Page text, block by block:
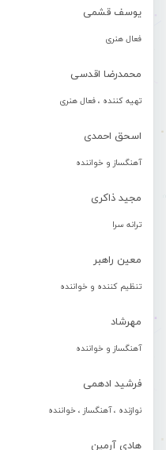
یوسف قشمی
فعال هنری
محمدرضا اقدسی
تهیه کننده ، فعال هنری
اسحق احمدی
آهنگساز و خواننده
مجید ذاکری
ترانه سرا
معین راهبر
تنظیم کننده و خواننده
مهرشاد
آهنگساز و خواننده
فرشید ادهمی
نوازنده ، آهنگساز ، خواننده
هادی آرمین